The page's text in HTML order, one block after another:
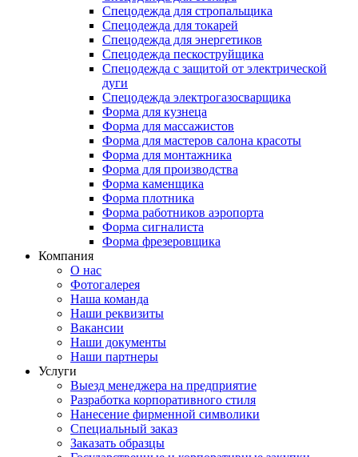
Спецодежда для стропальщика
Спецодежда для токарей
Спецодежда для энергетиков
Спецодежда пескоструйщика
Спецодежда с защитой от электрической
дуги
Спецодежда электрогазосварщика
Форма для кузнеца
Форма для массажистов
Форма для мастеров салона красоты
Форма для монтажника
Форма для производства
Форма каменщика
Форма плотника
Форма работников аэропорта
Форма сигналиста
Форма фрезеровщика
Компания
О нас
Фотогалерея
Наша команда
Наши реквизиты
Вакансии
Наши документы
Наши партнеры
Услуги
Выезд менеджера на предприятие
Разработка корпоративного стиля
Нанесение фирменной символики
Специальный заказ
Заказать образцы